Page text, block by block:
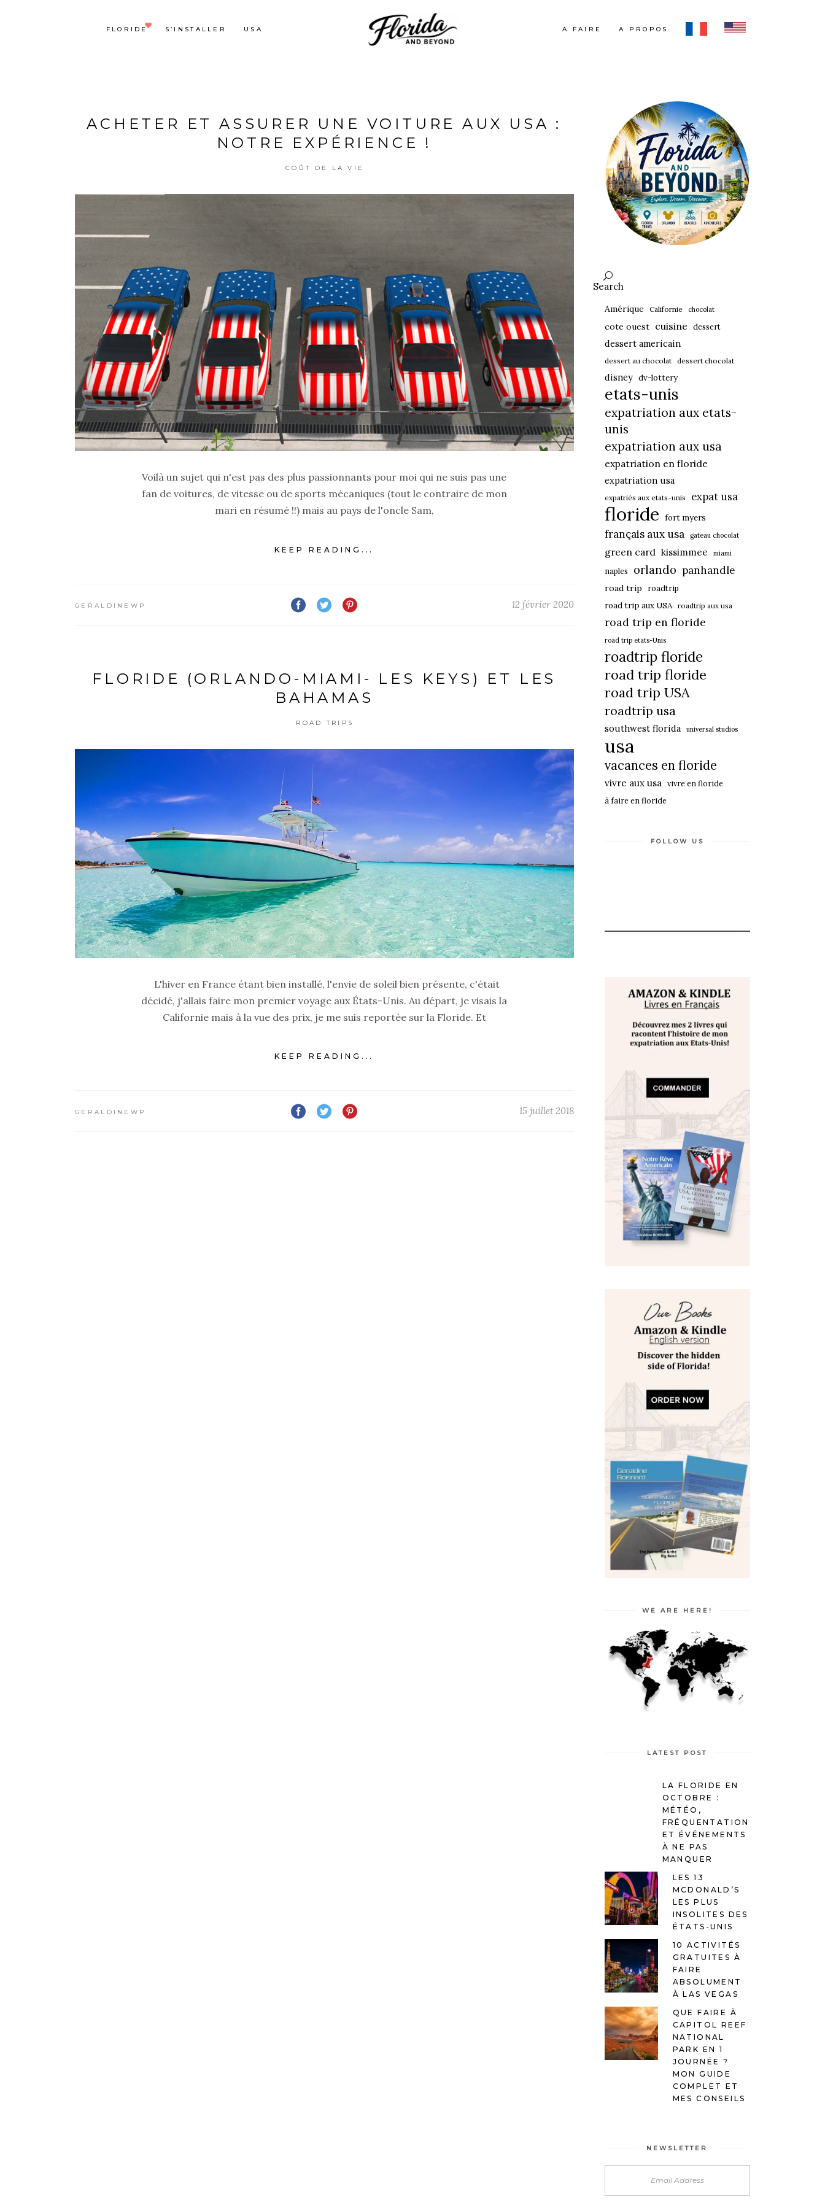
FLORIDE S’INSTALLER USA A FAIRE A PROPOS
ACHETER ET ASSURER UNE VOITURE AUX USA :
NOTRE EXPÉRIENCE !
COÛT DE LA VIE
Voilà un sujet qui n'est pas des plus passionnants pour moi qui ne suis pas une
fan de voitures, de vitesse ou de sports mécaniques (tout le contraire de mon
mari en résumé !!) mais au pays de l'oncle Sam,
KEEP READING...
GERALDINEWP 12 février 2020
FLORIDE (ORLANDO-MIAMI- LES KEYS) ET LES
BAHAMAS
ROAD TRIPS
L'hiver en France étant bien installé, l'envie de soleil bien présente, c'était
décidé, j'allais faire mon premier voyage aux États-Unis. Au départ, je visais la
Californie mais à la vue des prix, je me suis reportée sur la Floride. Et
KEEP READING...
GERALDINEWP 15 juillet 2018
Search
Amérique Californie chocolat
cote ouest cuisine dessert
dessert americain
dessert au chocolat dessert chocolat
disney dv-lottery
etats-unis
expatriation aux etats-
unis
expatriation aux usa
expatriation en floride
expatriation usa
expatriés aux etats-unis expat usa
floride fort myers
français aux usa gateau chocolat
green card kissimmee miami
naples orlando panhandle
road trip roadtrip
road trip aux USA roadtrip aux usa
road trip en floride
road trip etats-Unis
roadtrip floride
road trip floride
road trip USA
roadtrip usa
southwest florida universal studios
usa
vacances en floride
vivre aux usa vivre en floride
à faire en floride
FOLLOW US
WE ARE HERE!
LATEST POST
LA FLORIDE EN
OCTOBRE :
MÉTÉO,
FRÉQUENTATION
ET ÉVÉNEMENTS
À NE PAS
MANQUER
LES 13
MCDONALD’S
LES PLUS
INSOLITES DES
ÉTATS-UNIS
10 ACTIVITÉS
GRATUITES À
FAIRE
ABSOLUMENT
À LAS VEGAS
QUE FAIRE À
CAPITOL REEF
NATIONAL
PARK EN 1
JOURNÉE ?
MON GUIDE
COMPLET ET
MES CONSEILS
NEWSLETTER